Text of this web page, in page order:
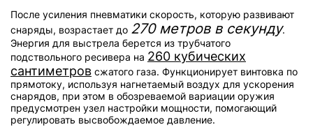
После усиления пневматики скорость, которую развивают
снаряды, возрастает до 270 метров в секунду.
Энергия для выстрела берется из трубчатого
подствольного ресивера на 260 кубических
сантиметров сжатого газа. Функционирует винтовка по
прямотоку, используя нагнетаемый воздух для ускорения
снарядов, при этом в обозреваемой вариации оружия
предусмотрен узел настройки мощности, помогающий
регулировать высвобождаемое давление.